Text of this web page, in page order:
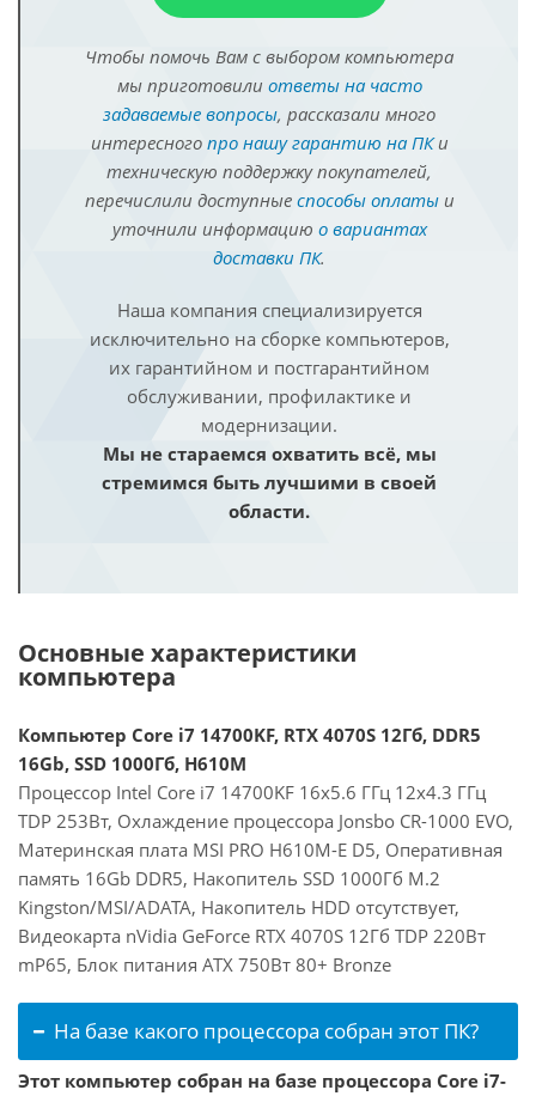
Чтобы помочь Вам с выбором компьютера
мы приготовили ответы на часто
задаваемые вопросы, рассказали много
интересного про нашу гарантию на ПКи
техническую поддержку покупателей,
перечислили доступные способы оплатыи
уточнили информацию о вариантах
доставки ПК.
Наша компания специализируется
исключительно на сборке компьютеров,
их гарантийном и постгарантийном
обслуживании, профилактике и
модернизации.
Мы не стараемся охватить всё, мы
стремимся быть лучшими в своей
области.
Основные характеристики
компьютера
Компьютер Core i7 14700KF, RTX 4070S 12Гб, DDR5
16Gb, SSD 1000Гб, H610M
Процессор Intel Core i7 14700KF 16x5.6 ГГц 12x4.3 ГГц
TDP 253Вт, Охлаждение процессора Jonsbo CR-1000 EVO,
Материнская плата MSI PRO H610M-E D5, Оперативная
память 16Gb DDR5, Накопитель SSD 1000Гб M.2
Kingston/MSI/ADATA, Накопитель HDD отсутствует,
Видеокарта nVidia GeForce RTX 4070S 12Гб TDP 220Вт
mP65, Блок питания ATX 750Вт 80+ Bronze
На базе какого процессора собран этот ПК?
Этот компьютер собран на базе процессора Core i7-